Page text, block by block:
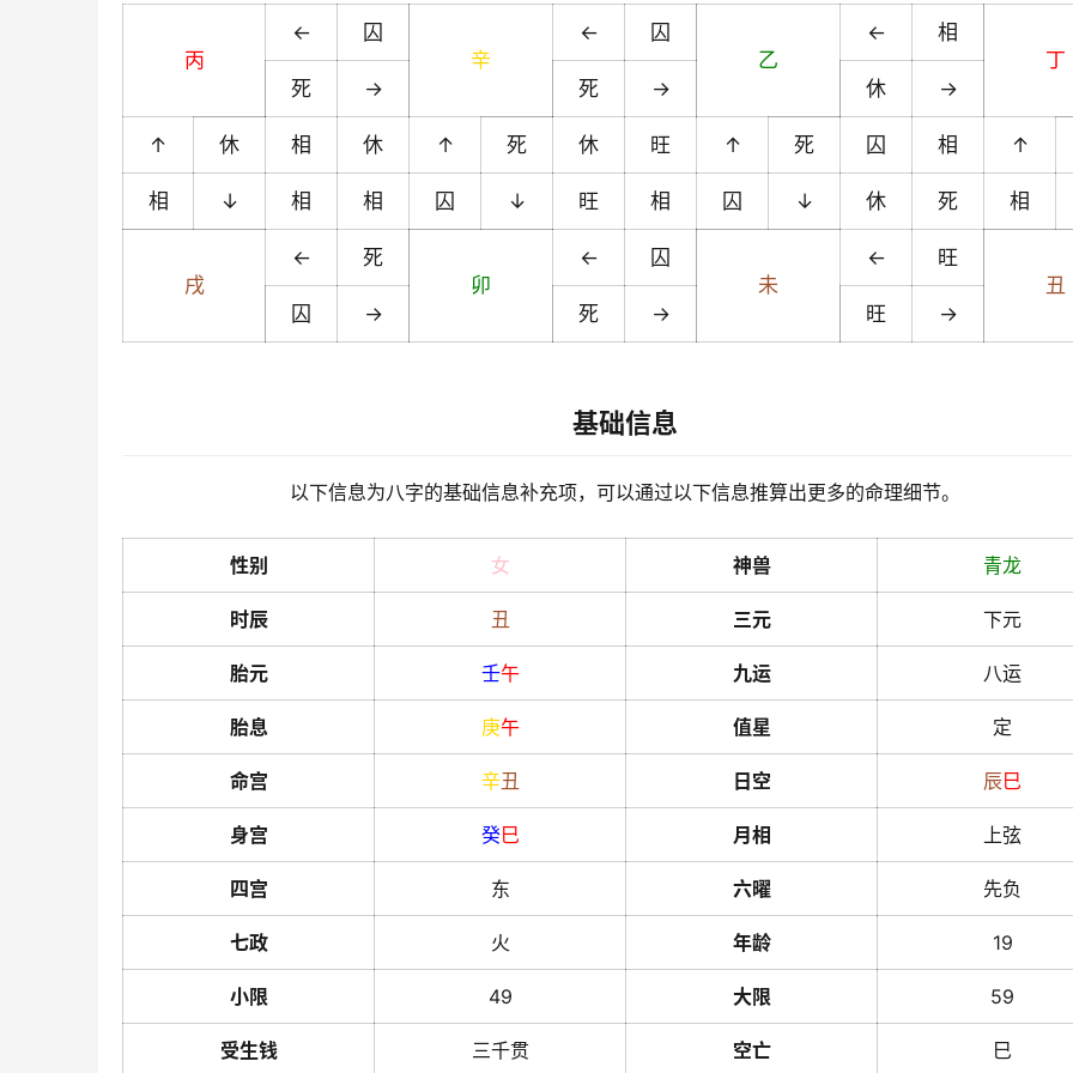
丙
←
囚
辛
←
囚
乙
←
相
丁
死
→ 死 → 休 →
↑ 休 相 休 ↑ 死 休 旺 ↑ 死 囚 相 ↑
相 ↓ 相 相 囚 ↓ 旺 相 囚 ↓ 休 死 相
戌
←
死
卯
←
囚
未
←
旺
丑
囚
→ 死 → 旺 →
基础信息
以下信息为八字的基础信息补充项，可以通过以下信息推算出更多的命理细节。
性别 女 神兽 青龙
时辰 丑 三元 下元
胎元 壬午 九运 八运
胎息 庚午 值星 定
命宫 辛丑 日空 辰巳
身宫 癸巳 月相 上弦
四宫 东 六曜 先负
七政 火 年龄 19
小限 49 大限 59
受生钱 三千贯 空亡 巳